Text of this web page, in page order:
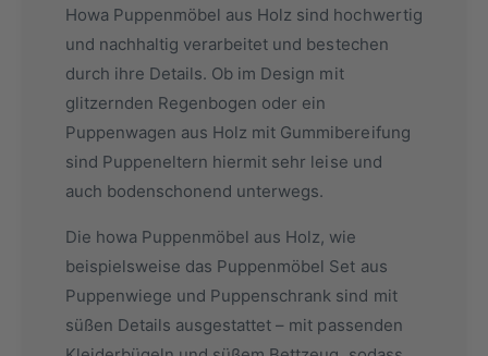
Howa Puppenmöbel aus Holz sind hochwertig
und nachhaltig verarbeitet und bestechen
durch ihre Details. Ob im Design mit
glitzernden Regenbogen oder ein
Puppenwagen aus Holz mit Gummibereifung
sind Puppeneltern hiermit sehr leise und
auch bodenschonend unterwegs.
Die howa Puppenmöbel aus Holz, wie
beispielsweise das Puppenmöbel Set aus
Puppenwiege und Puppenschrank sind mit
süßen Details ausgestattet – mit passenden